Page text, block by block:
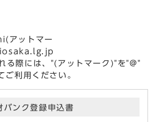
アットマー
る際には、"(アットマーク)"を"@"
ご利用ください。
バンク登録申込書